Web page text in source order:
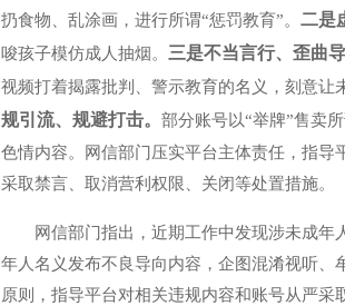
扔食物、乱涂画，进行所谓“惩罚教育”。 二是
唆孩子模仿成人抽烟。 三是不当言行、歪曲导
视频打着揭露批判、警示教育的名义，刻意让
规引流、规避打击。 部分账号以“举牌”售卖
色情内容。网信部门压实平台主体责任，指
采取禁言、取消营利权限、关闭等处置措施。
网信部门指出，近期工作中发现涉未成
年人名义发布不良导向内容，企图混淆视听
原则，指导平台对相关违规内容和账号从严采